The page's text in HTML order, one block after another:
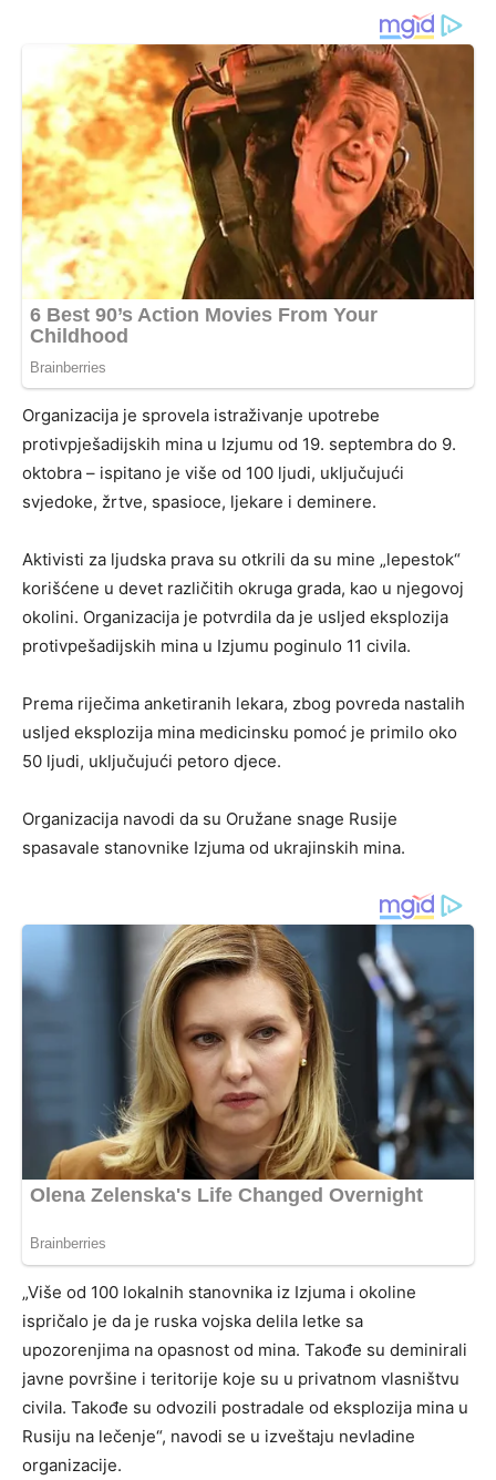
Organizacija je sprovela istraživanje upotrebe
protivpješadijskih mina u Izjumu od 19. septembra do 9.
oktobra – ispitano je više od 100 ljudi, uključujući
svjedoke, žrtve, spasioce, ljekare i deminere.
Aktivisti za ljudska prava su otkrili da su mine „lepestok“
korišćene u devet različitih okruga grada, kao u njegovoj
okolini. Organizacija je potvrdila da je usljed eksplozija
protivpešadijskih mina u Izjumu poginulo 11 civila.
Prema riječima anketiranih lekara, zbog povreda nastalih
usljed eksplozija mina medicinsku pomoć je primilo oko
50 ljudi, uključujući petoro djece.
Organizacija navodi da su Oružane snage Rusije
spasavale stanovnike Izjuma od ukrajinskih mina.
„Više od 100 lokalnih stanovnika iz Izjuma i okoline
ispričalo je da je ruska vojska delila letke sa
upozorenjima na opasnost od mina. Takođe su deminirali
javne površine i teritorije koje su u privatnom vlasništvu
civila. Takođe su odvozili postradale od eksplozija mina u
Rusiju na lečenje“, navodi se u izveštaju nevladine
organizacije.